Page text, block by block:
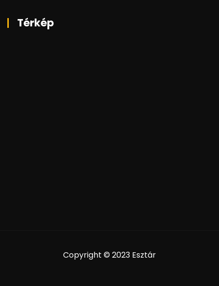
Térkép
Copyright © 2023 Esztár